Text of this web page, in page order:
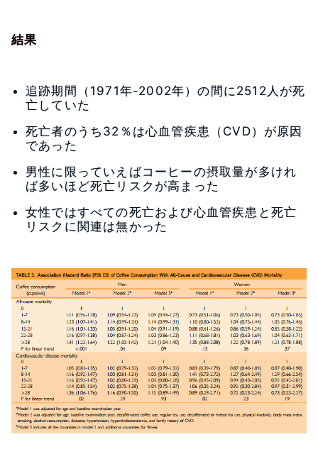
結果
追跡期間（1971年-2002年）の間に2512人が死
亡していた
死亡者のうち32％は心血管疾患（CVD）が原因
であった
男性に限っていえばコーヒーの摂取量が多けれ
ば多いほど死亡リスクが高まった
女性ではすべての死亡および心血管疾患と死亡
リスクに関連は無かった